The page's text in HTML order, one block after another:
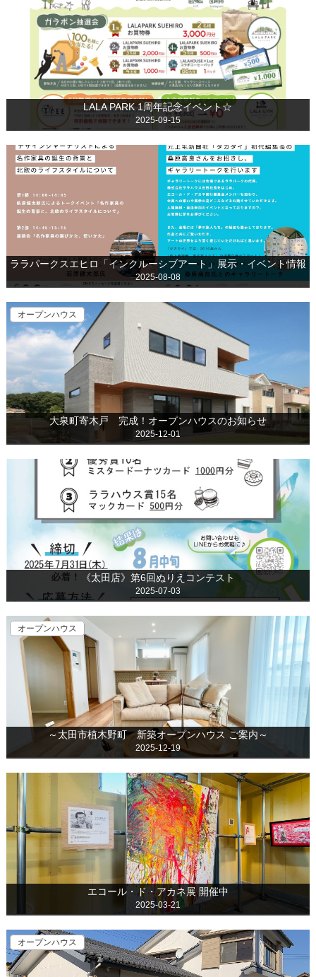
LALA PARK 1周年記念イベント☆
2025-09-15
ララパークスエヒロ「インクルーシブアート」展示・イベント情報
2025-08-08
オープンハウス
大泉町寄木戸 完成！オープンハウスのお知らせ
2025-12-01
《太田店》第6回ぬりえコンテスト
2025-07-03
オープンハウス
～太田市植木野町 新築オープンハウス ご案内～
2025-12-19
エコール・ド・アカネ展 開催中
2025-03-21
オープンハウス